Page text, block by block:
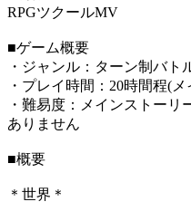
RPGツクールMV
■ゲーム概要
・ジャンル：ターン制バト
・プレイ時間：20時間程(
・難易度：メインストーリ
ありません
■概要
＊世界＊